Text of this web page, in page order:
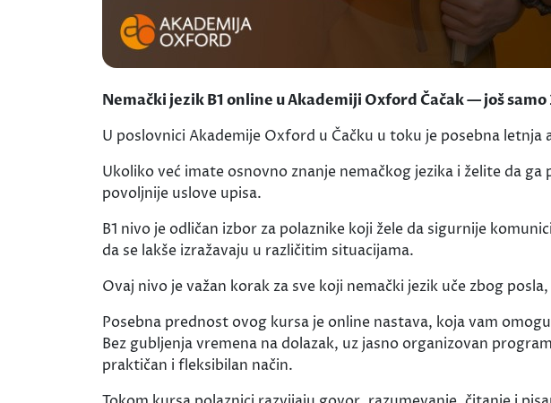
Nemački jezik B1 online u Akademiji Oxford Čačak — još
U poslovnici Akademije Oxford u Čačku u toku je posebna letnja
Ukoliko već imate osnovno znanje nemačkog jezika i želite da
povoljnije uslove upisa.
B1 nivo je odličan izbor za polaznike koji žele da sigurnije
da se lakše izražavaju u različitim situacijama.
Ovaj nivo je važan korak za sve koji nemački jezik uče zbog
Posebna prednost ovog kursa je online nastava, koja vam
Bez gubljenja vremena na dolazak, uz jasno organizovan
praktičan i fleksibilan način.